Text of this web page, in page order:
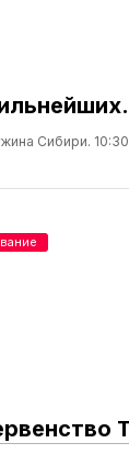
Сибири. 10:30